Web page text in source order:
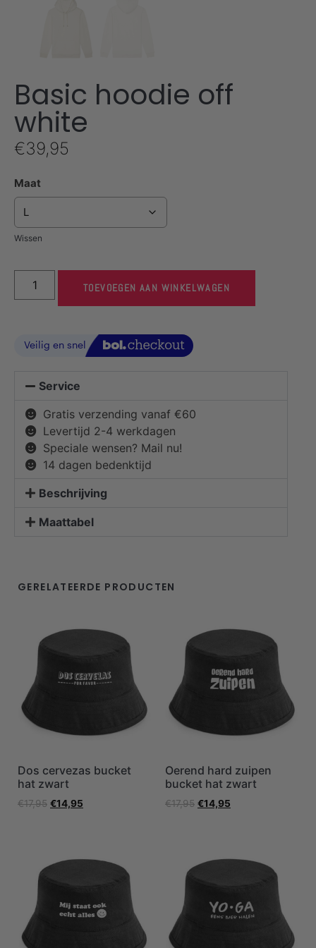
Basic hoodie off
white
€39,95
Maat
Wissen
TOEVOEGEN AAN WINKELWAGEN
Service
Gratis verzending vanaf €60
Levertijd 2-4 werkdagen
Speciale wensen? Mail nu!
14 dagen bedenktijd
Beschrijving
Maattabel
GERELATEERDE PRODUCTEN
Dos cervezas bucket
hat zwart
€17,95 €14,95
Oerend hard zuipen
bucket hat zwart
€17,95 €14,95